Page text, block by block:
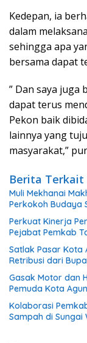
Kedepan, ia
dalam
sehingga apa
bersama dapat
” Dan saya juga
dapat terus
Pekon baik
lainnya yang
masyarakat,”
Berita Terkait
Muli Mekhanai
Perkokoh Budaya
Perkuat Kinerja
Pejabat Pemkab
Satlak Pasar Kota
Retribusi dari
Gasak Motor dan
Pemuda Kota
Kolaborasi
Sampah di Sungai